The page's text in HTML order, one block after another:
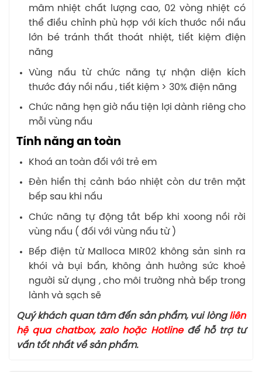
mâm nhiệt chất lượng cao, 02 vòng nhiệt có
thể điều chỉnh phù hợp với kích thước nồi nấu
lớn bé tránh thất thoát nhiệt, tiết kiệm điện
năng
Vùng nấu từ chức năng tự nhận diện kích
thước đáy nồi nấu , tiết kiệm > 30% điện năng
Chức năng hẹn giờ nấu tiện lợi dành riêng cho
mỗi vùng nấu
Tính năng an toàn
Khoá an toàn đối với trẻ em
Đèn hiển thị cảnh báo nhiệt còn dư trên mặt
bếp sau khi nấu
Chức năng tự động tắt bếp khi xoong nồi rời
vùng nấu ( đối với vùng nấu từ )
Bếp điện từ Malloca MIR02 không sản sinh ra
khói và bụi bẩn, không ảnh hưởng sức khoẻ
người sử dụng , cho môi trường nhà bếp trong
lành và sạch sẽ
Quý khách quan tâm đến sản phẩm, vui lòngliên
hệ qua chatbox, zalo hoặc Hotlineđể hỗ trợ tư
vấn tốt nhất về sản phẩm.